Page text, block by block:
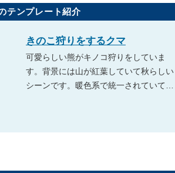
テンプレート紹介
きのこ狩りをするクマ
可愛らしい熊がキノコ狩りをしていま
す。背景には山が紅葉していて秋らしい
シーンです。暖色系で統一されていて…